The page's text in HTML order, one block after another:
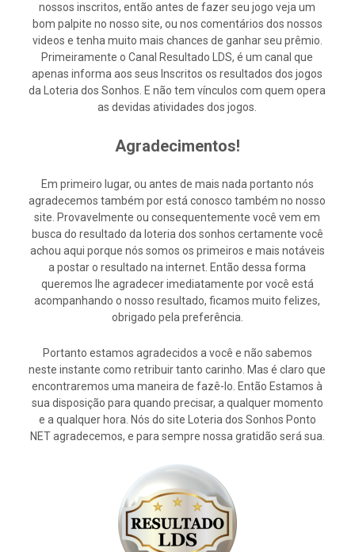
nossos inscritos, então antes de fazer seu jogo veja um
bom palpite no nosso site, ou nos comentários dos nossos
videos e tenha muito mais chances de ganhar seu prêmio.
Primeiramente o Canal Resultado LDS, é um canal que
apenas informa aos seus Inscritos os resultados dos jogos
da Loteria dos Sonhos. E não tem vínculos com quem opera
as devidas atividades dos jogos.
Agradecimentos!
Em primeiro lugar, ou antes de mais nada portanto nós
agradecemos também por está conosco também no nosso
site. Provavelmente ou consequentemente você vem em
busca do resultado da loteria dos sonhos certamente você
achou aqui porque nós somos os primeiros e mais notáveis
a postar o resultado na internet. Então dessa forma
queremos lhe agradecer imediatamente por você está
acompanhando o nosso resultado, ficamos muito felizes,
obrigado pela preferência.
Portanto estamos agradecidos a você e não sabemos
neste instante como retribuir tanto carinho. Mas é claro que
encontraremos uma maneira de fazê-lo. Então Estamos à
sua disposição para quando precisar, a qualquer momento
e a qualquer hora. Nós do site Loteria dos Sonhos Ponto
NET agradecemos, e para sempre nossa gratidão será sua.